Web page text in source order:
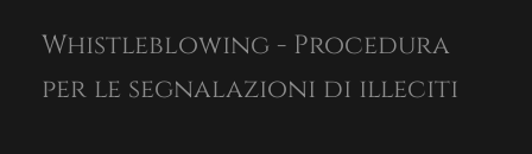
Whistleblowing - Procedura
per le segnalazioni di illeciti